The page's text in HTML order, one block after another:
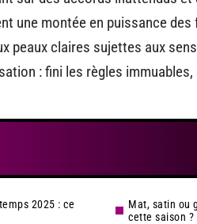
une montée en puissance
peaux claires sujettes aux
: fini les règles immuables,
2025 : ce
Mat, satin ou
cette saison ?